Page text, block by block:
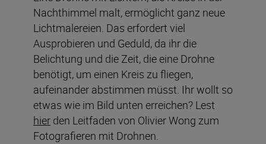
Nachthimmel malt, ermöglicht ganz neue
Lichtmalereien. Das erfordert viel
Ausprobieren und Geduld, da ihr die
Belichtung und die Zeit, die eine Drohne
benötigt, um einen Kreis zu fliegen,
aufeinander abstimmen müsst. Ihr wollt so
etwas wie im Bild unten erreichen? Lest
hier den Leitfaden von Olivier Wong zum
Fotografieren mit Drohnen.